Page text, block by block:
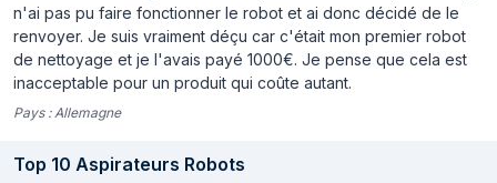
Wifi
Les surfaces de
plancher
compatibles
Tapis, Sol dur
Type de navigation Laser Distance Sensor (LDS)
n'ai pas pu faire fonctionner le robot et ai donc décidé de le
renvoyer. Je suis vraiment déçu car c'était mon premier robot
de nettoyage et je l'avais payé 1000€. Je pense que cela est
inacceptable pour un produit qui coûte autant.
Pays : Allemagne
Top 10 Aspirateurs Robots